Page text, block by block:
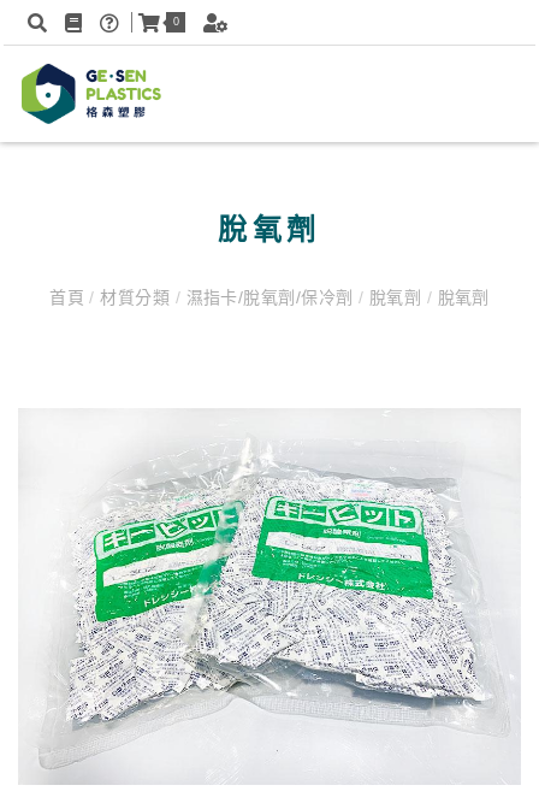
0
脫氧劑
首頁/ 材質分類 / 濕指卡/脫氧劑/保冷劑 / 脫氧劑 / 脫氧劑